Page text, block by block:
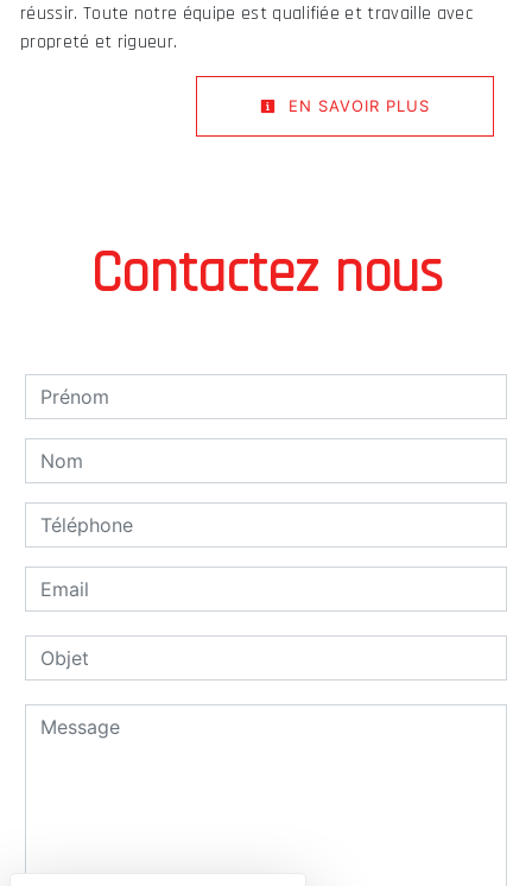
réussir. Toute notre équipe est qualifiée et travaille avec
propreté et rigueur.
EN SAVOIR PLUS
Contactez nous